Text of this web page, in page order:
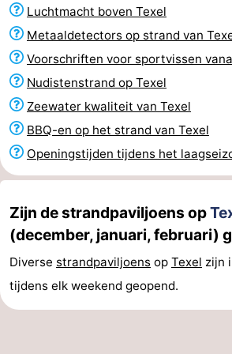
Holland
Land
en
Zeezicht
-
Strandhuys
-
Strandplevier
Bed
(&
breakfasts)
Campings
Hotels
-
't
Eibernest
-
't
-
Luchtmacht boven Texel
Metaaldetectors op strand van
Voorschriften voor sportvissen
Nudistenstrand op Texel
Zeewater kwaliteit van Texel
BBQ-en op het strand van Texel
Openingstijden tijdens het
Zijn de strandpaviljoens op
(december, januari, februari)
Diverse strandpaviljoens op Texel zijn
tijdens elk weekend geopend.